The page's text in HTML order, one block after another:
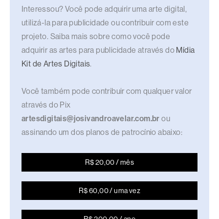
Interessou? Você pode adquirir uma arte digital,
utilizá-la para publicidade ou contribuir com este
projeto. Saiba mais sobre como você pode
adquirir as artes para publicidade através do Mídia
Kit de Artes Digitais.
Você também pode contribuir com qualquer valor
através do Pix
artesdigitais@josivandroavelar.com.br ou
assinando um dos planos de patrocínio abaixo:
R$ 20,00 / mês
R$ 60,00 / uma vez